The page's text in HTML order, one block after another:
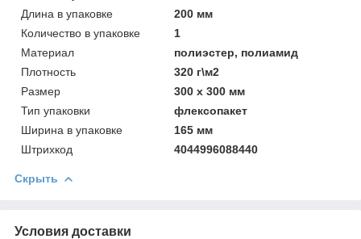
Длинa в упаковке
200 мм
Количество в упаковке
1
Материал
полиэстер, полиамид
Плотность
320 г\м2
Размер
300 х 300 мм
Тип упаковки
флексопакет
Ширинa в упаковке
165 мм
Штрихкод
4044996088440
Скрыть
Условия доставки